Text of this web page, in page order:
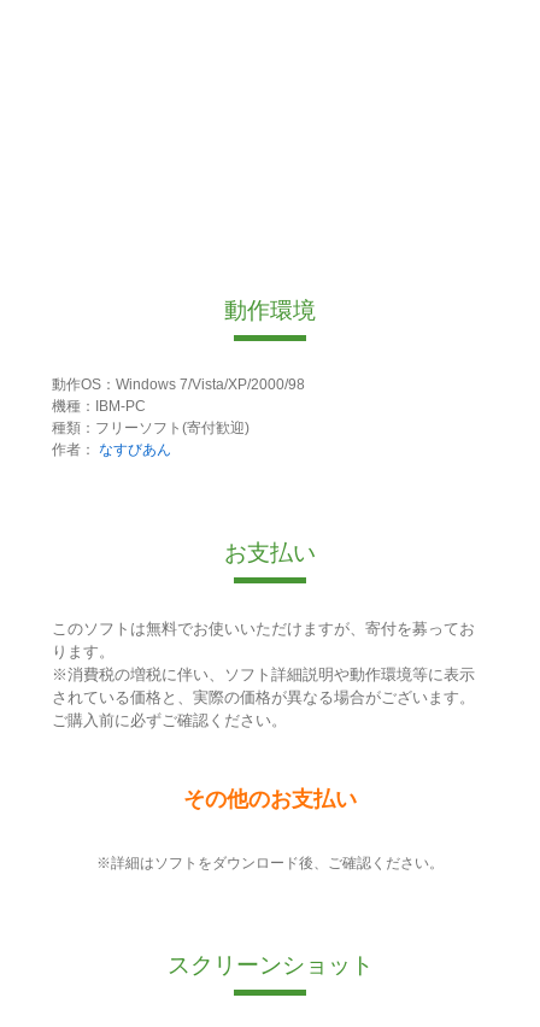
動作環境
動作OS：Windows 7/Vista/XP/2000/98
機種：IBM-PC
種類：フリーソフト(寄付歓迎)
作者： なすびあん
お支払い
このソフトは無料でお使いいただけますが、寄付を募ってお
ります。
※消費税の増税に伴い、ソフト詳細説明や動作環境等に表示
されている価格と、実際の価格が異なる場合がございます。
ご購入前に必ずご確認ください。
その他のお支払い
※詳細はソフトをダウンロード後、ご確認ください。
スクリーンショット